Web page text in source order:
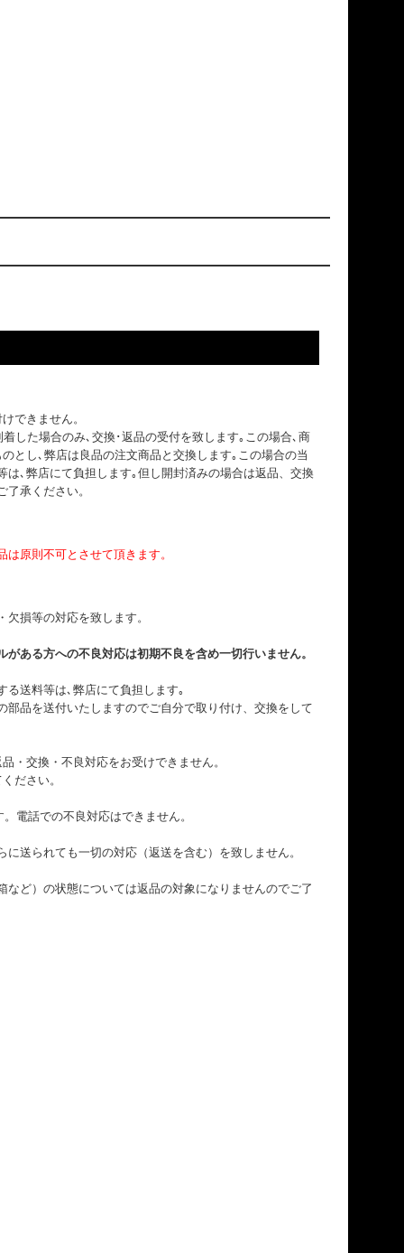
できません。
した場合のみ､交換･返品の受付を致します｡この場合､商
とし､弊店は良品の注文商品と交換します｡この場合の当
は､弊店にて負担します｡但し開封済みの場合は返品、交換
了承ください。
原則不可とさせて頂きます。
損等の対応を致します。
ある方への不良対応は初期不良を含め一切行いません。
る送料等は､弊店にて負担します｡
品を送付いたしますのでご自分で取り付け、交換をして
・交換・不良対応をお受けできません。
ださい。
電話での不良対応はできません。
送られても一切の対応（返送を含む）を致しません。
など）の状態については返品の対象になりませんのでご了